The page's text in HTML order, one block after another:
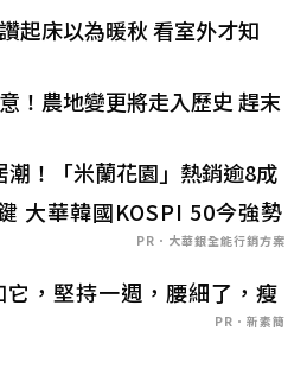
起床以為暖秋 看室外才知
！農地變更將走入歷史 趕末
！「米蘭花園」熱銷逾8成
大華韓國KOSPI 50今強勢
PR．大華銀全能行銷方案
，堅持一週，腰細了，瘦
PR．新素簡